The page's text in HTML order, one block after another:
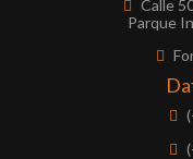
Calle
Parque